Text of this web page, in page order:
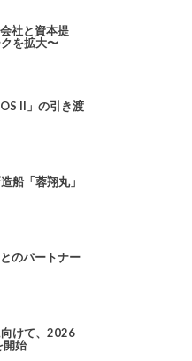
社と資本提
を拡大〜
II」の引き渡
船「蓉翔丸」
のパートナー
向けて、2026
開始